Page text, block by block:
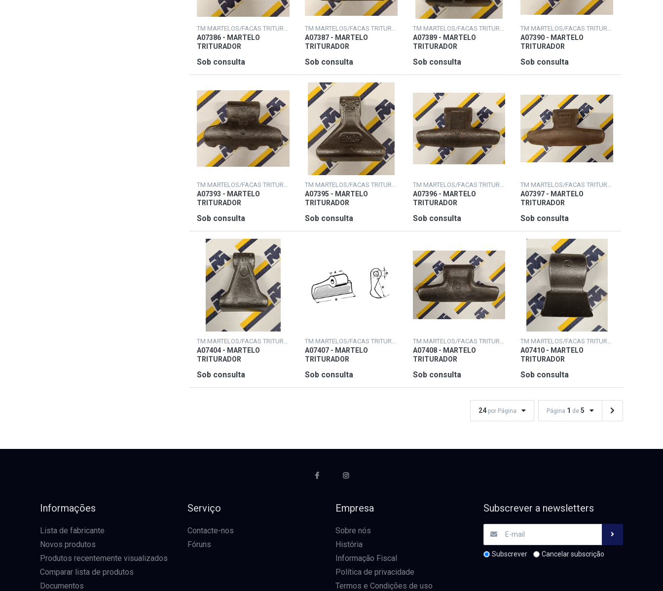
TM MARTELOS/FACAS TRITURADORAS
A07386 - MARTELO
TRITURADOR
Sob consulta
TM MARTELOS/FACAS TRITURADORAS
A07387 - MARTELO
TRITURADOR
Sob consulta
TM MARTELOS/FACAS TRITURADORAS
A07389 - MARTELO
TRITURADOR
Sob consulta
TM MARTELOS/FACAS TRITURADORAS
A07390 - MARTELO
TRITURADOR
Sob consulta
TM MARTELOS/FACAS TRITURADORAS
A07393 - MARTELO
TRITURADOR
Sob consulta
TM MARTELOS/FACAS TRITURADORAS
A07395 - MARTELO
TRITURADOR
Sob consulta
TM MARTELOS/FACAS TRITURADORAS
A07396 - MARTELO
TRITURADOR
Sob consulta
TM MARTELOS/FACAS TRITURADORAS
A07397 - MARTELO
TRITURADOR
Sob consulta
TM MARTELOS/FACAS TRITURADORAS
A07404 - MARTELO
TRITURADOR
Sob consulta
TM MARTELOS/FACAS TRITURADORAS
A07407 - MARTELO
TRITURADOR
Sob consulta
TM MARTELOS/FACAS TRITURADORAS
A07408 - MARTELO
TRITURADOR
Sob consulta
TM MARTELOS/FACAS TRITURADORAS
A07410 - MARTELO
TRITURADOR
Sob consulta
24 por Página Página 1 de5
Informações
Lista de fabricante
Novos produtos
Produtos recentemente visualizados
Comparar lista de produtos
Documentos
Serviço
Contacte-nos
Fóruns
Empresa
Sobre nós
História
Informação Fiscal
Política de privacidade
Termos e Condições de uso
Subscrever a newsletters
Subscrever Cancelar subscrição